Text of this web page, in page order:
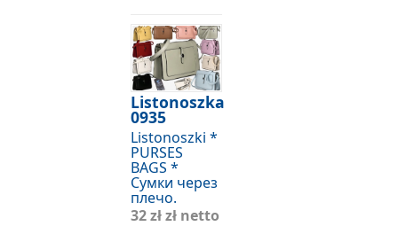
Listonoszka
0935
Listonoszki *
PURSES
BAGS *
Сумки через
плечо.
32 złzł netto